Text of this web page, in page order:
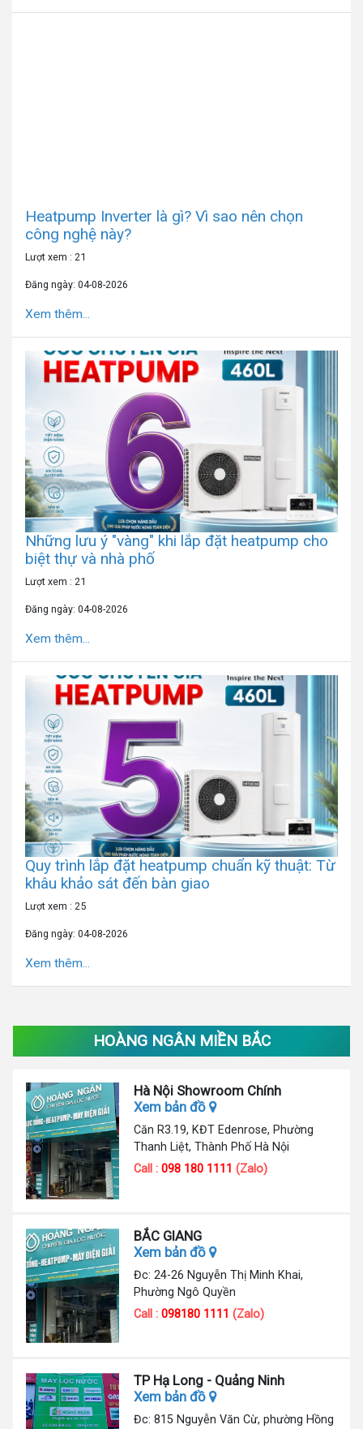
Heatpump Inverter là gì? Vì sao nên chọn
công nghệ này?
Lượt xem : 21
Đăng ngày: 04-08-2026
Xem thêm...
Những lưu ý "vàng" khi lắp đặt heatpump cho
biệt thự và nhà phố
Lượt xem : 21
Đăng ngày: 04-08-2026
Xem thêm...
Quy trình lắp đặt heatpump chuẩn kỹ thuật: Từ
khâu khảo sát đến bàn giao
Lượt xem : 25
Đăng ngày: 04-08-2026
Xem thêm...
HOÀNG NGÂN MIỀN BẮC
Hà Nội Showroom Chính
Xem bản đồ
Căn R3.19, KĐT Edenrose, Phường
Thanh Liệt, Thành Phố Hà Nội
Call :098 180 1111 (Zalo)
BẮC GIANG
Xem bản đồ
Đc: 24-26 Nguyễn Thị Minh Khai,
Phường Ngô Quyền
Call :098180 1111 (Zalo)
TP Hạ Long - Quảng Ninh
Xem bản đồ
Đc: 815 Nguyễn Văn Cừ, phường Hồng